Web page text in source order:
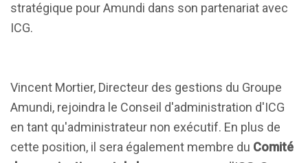
stratégique pour Amundi dans son partenariat avec
ICG.
Vincent Mortier, Directeur des gestions du Groupe
Amundi, rejoindra le Conseil d'administration d'ICG
en tant qu'administrateur non exécutif. En plus de
cette position, il sera également membre du Comité